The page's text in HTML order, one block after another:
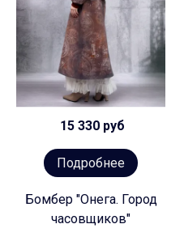
15 330 руб
Подробнее
Бомбер "Онега. Город
часовщиков"